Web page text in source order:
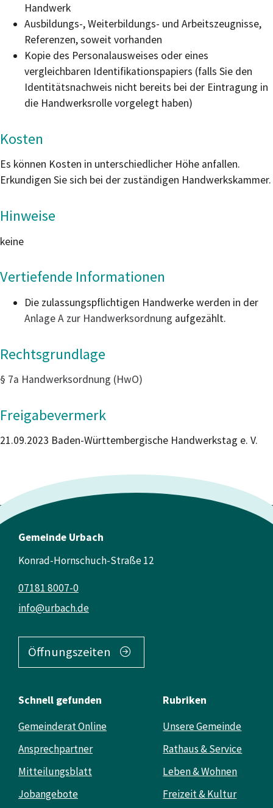
Handwerk
Ausbildungs-, Weiterbildungs- und Arbeitszeugnisse,
Referenzen, soweit vorhanden
Kopie des Personalausweises oder eines
vergleichbaren Identifikationspapiers (falls Sie den
Identitätsnachweis nicht bereits bei der Eintragung in
die Handwerksrolle vorgelegt haben)
Kosten
Es können Kosten in unterschiedlicher Höhe anfallen.
Erkundigen Sie sich bei der zuständigen Handwerkskammer.
Hinweise
keine
Vertiefende Informationen
Die zulassungspflichtigen Handwerke werden in der
Anlage A zur Handwerksordnung aufgezählt.
Rechtsgrundlage
§ 7a Handwerksordnung (HwO)
Freigabevermerk
21.09.2023 Baden-Württembergische Handwerkstag e. V.
Gemeinde Urbach
Konrad-Hornschuch-Straße 12
info@urbach.de
07181 8007-0
Öffnungszeiten
Schnell gefunden
Gemeinderat Online
Ansprechpartner
Mitteilungsblatt
Jobangebote
Rubriken
Unsere Gemeinde
Rathaus & Service
Leben & Wohnen
Freizeit & Kultur